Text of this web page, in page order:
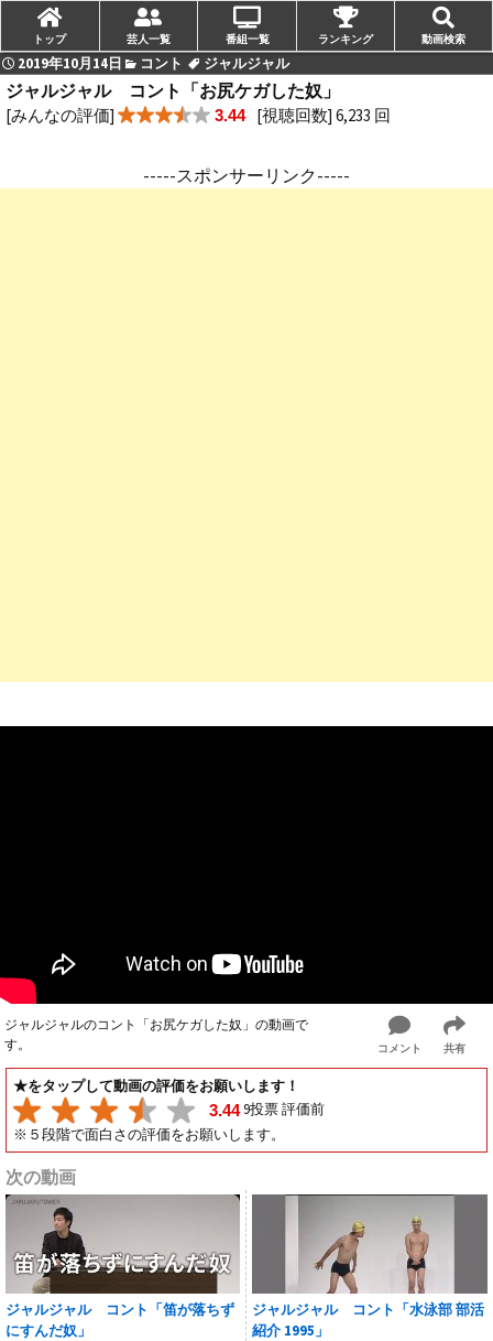
2019年10月14日 コント
ジャルジャル
ジャルジャル コント「お尻ケガした奴」
[みんなの評価] 3.44 [視聴回数] 6,233 回
-----スポンサーリンク-----
ジャルジャルのコント「お尻ケガした奴」の動画で
す。
コメント 共有
★をタップして動画の評価をお願いします！
3.449投票 評価前
※５段階で面白さの評価をお願いします。
次の動画
ジャルジャル コント「笛が落ちず
にすんだ奴」
ジャルジャル コント「水泳部 部活
紹介 1995」
トップ 芸人一覧 番組一覧 ランキング 動画検索